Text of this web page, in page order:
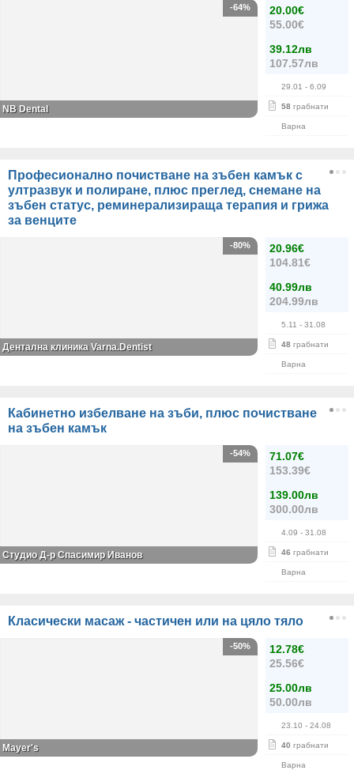
20.00€
55.00€
39.12лв
107.57лв
29.01 - 6.09
58 грабнати
Варна
-64%
NB Dental
Професионално почистване на зъбен камък с
ултразвук и полиране, плюс преглед, снемане на
зъбен статус, реминерализираща терапия и грижа
за венците
20.96€
104.81€
40.99лв
204.99лв
5.11 - 31.08
48 грабнати
Варна
-80%
Дентална клиника Varna.Dentist
Кабинетно избелване на зъби, плюс почистване
на зъбен камък
71.07€
153.39€
139.00лв
300.00лв
4.09 - 31.08
46 грабнати
Варна
-54%
Студио Д-р Спасимир Иванов
Класически масаж - частичен или на цяло тяло
12.78€
25.56€
25.00лв
50.00лв
23.10 - 24.08
40 грабнати
Варна
-50%
Mayer's